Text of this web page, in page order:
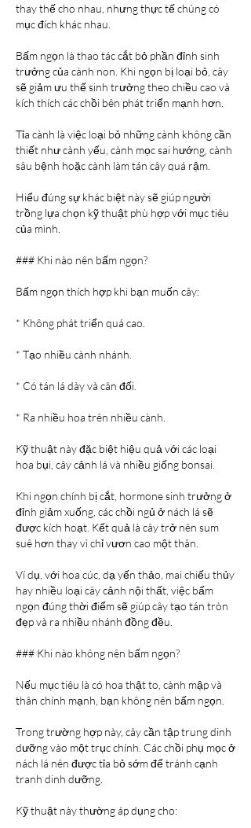
thay thế cho nhau, nhưng thực tế chúng có
mục đích khác nhau.
Bấm ngọn là thao tác cắt bỏ phần đỉnh sinh
trưởng của cành non. Khi ngọn bị loại bỏ, cây
sẽ giảm ưu thế sinh trưởng theo chiều cao và
kích thích các chồi bên phát triển mạnh hơn.
Tỉa cành là việc loại bỏ những cành không cần
thiết như cành yếu, cành mọc sai hướng, cành
sâu bệnh hoặc cành làm tán cây quá rậm.
Hiểu đúng sự khác biệt này sẽ giúp người
trồng lựa chọn kỹ thuật phù hợp với mục tiêu
của mình.
### Khi nào nên bấm ngọn?
Bấm ngọn thích hợp khi bạn muốn cây:
* Không phát triển quá cao.
* Tạo nhiều cành nhánh.
* Có tán lá dày và cân đối.
* Ra nhiều hoa trên nhiều cành.
Kỹ thuật này đặc biệt hiệu quả với các loại
hoa bụi, cây cảnh lá và nhiều giống bonsai.
Khi ngọn chính bị cắt, hormone sinh trưởng ở
đỉnh giảm xuống, các chồi ngủ ở nách lá sẽ
được kích hoạt. Kết quả là cây trở nên sum
suê hơn thay vì chỉ vươn cao một thân.
Ví dụ, với hoa cúc, dạ yến thảo, mai chiếu thủy
hay nhiều loại cây cảnh nội thất, việc bấm
ngọn đúng thời điểm sẽ giúp cây tạo tán tròn
đẹp và ra nhiều nhánh đồng đều.
### Khi nào không nên bấm ngọn?
Nếu mục tiêu là có hoa thật to, cành mập và
thân chính mạnh, bạn không nên bấm ngọn.
Trong trường hợp này, cây cần tập trung dinh
dưỡng vào một trục chính. Các chồi phụ mọc ở
nách lá nên được tỉa bỏ sớm để tránh cạnh
tranh dinh dưỡng.
Kỹ thuật này thường áp dụng cho: